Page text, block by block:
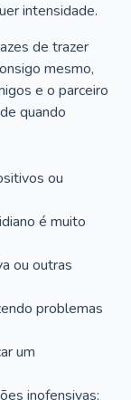
intensidade.
de trazer
mesmo,
e o parceiro
quando
ou
é muito
ou outras
problemas
um
inofensivas;